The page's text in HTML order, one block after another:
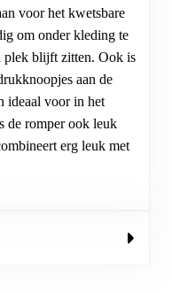
voor het kwetsbare
om onder kleding te
plek blijft zitten. Ook is
aan de
ideaal voor in het
de romper ook leuk
erg leuk met